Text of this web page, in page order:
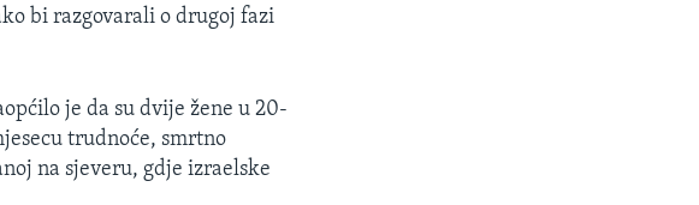
bi razgovarali o drugoj fazi
je da su dvije žene u 20-
trudnoće, smrtno
na sjeveru, gdje izraelske